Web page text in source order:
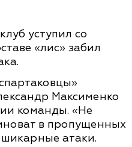
уступил со
«лис» забил
Максименко
команды. «Не
в пропущенных
шикарные атаки.